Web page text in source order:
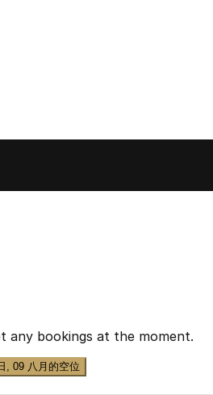
any bookings at the moment.
, 09 八月的空位